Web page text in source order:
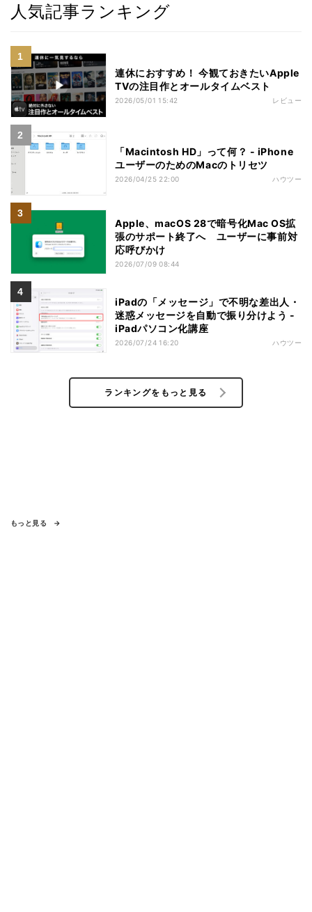
人気記事ランキング
連休におすすめ！ 今観ておきたいApple
TVの注目作とオールタイムベスト
2026/05/01 15:42 レビュー
「Macintosh HD」って何？ - iPhone
ユーザーのためのMacのトリセツ
2026/04/25 22:00 ハウツー
Apple、macOS 28で暗号化Mac OS拡
張のサポート終了へ ユーザーに事前対
応呼びかけ
2026/07/09 08:44
iPadの「メッセージ」で不明な差出人・
迷惑メッセージを自動で振り分けよう -
iPadパソコン化講座
2026/07/24 16:20 ハウツー
ランキングをもっと見る
もっと見る